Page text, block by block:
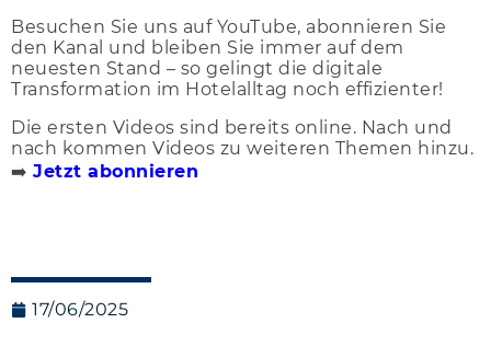
Besuchen Sie uns auf YouTube, abonnieren Sie
den Kanal und bleiben Sie immer auf dem
neuesten Stand – so gelingt die digitale
Transformation im Hotelalltag noch effizienter!
Die ersten Videos sind bereits online. Nach und
nach kommen Videos zu weiteren Themen hinzu.
➡️ Jetzt abonnieren
17/06/2025